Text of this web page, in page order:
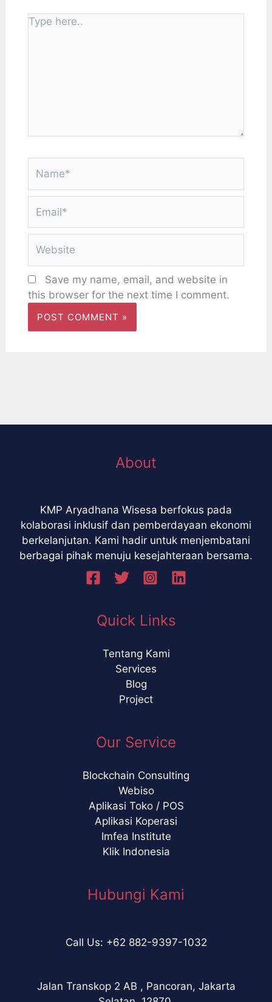
Type
Save my name, email, and website in
this browser for the next time I comment.
About
KMP Aryadhana Wisesa berfokus pada
kolaborasi inklusif dan pemberdayaan ekonomi
berkelanjutan. Kami hadir untuk menjembatani
berbagai pihak menuju kesejahteraan bersama.
Quick Links
Tentang Kami
Services
Blog
Project
Our Service
Blockchain Consulting
Webiso
Aplikasi Toko / POS
Aplikasi Koperasi
Imfea Institute
Klik Indonesia
Hubungi Kami
Call Us: +62 882-9397-1032
Jalan Transkop 2 AB , Pancoran, Jakarta